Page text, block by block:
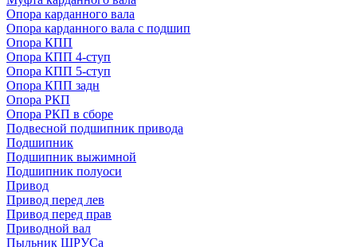
Опора карданного вала
Опора карданного вала с подшип
Опора КПП
Опора КПП 4-ступ
Опора КПП 5-ступ
Опора КПП задн
Опора РКП
Опора РКП в сборе
Подвесной подшипник привода
Подшипник
Подшипник выжимной
Подшипник полуоси
Привод
Привод перед лев
Привод перед прав
Приводной вал
Пыльник ШРУСа